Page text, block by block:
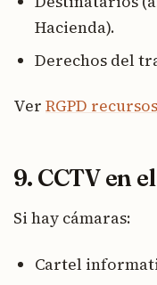
Hacienda).
Derechos del
Ver RGPD
9. CCTV en
Si hay cámaras:
Cartel